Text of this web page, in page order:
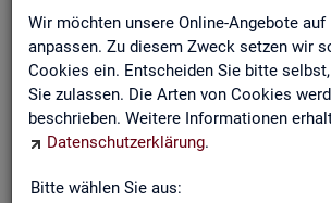
Wir möchten unsere Online-Angebote
anpassen. Zu diesem Zweck setzen wir
Cookies ein. Entscheiden Sie bitte
Sie zulassen. Die Arten von Cookies
beschrieben. Weitere Informationen
Datenschutzerklärung.
Bitte wählen Sie aus:
Fel­der mit einem * sind Pflicht­fel­der und
wer­den
Ihre An­ga­ben
Empfänger*